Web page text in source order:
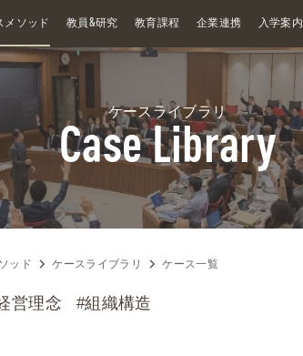
メソッド 教員&研究 教育課程 企業連携 入学案内
ケースライブラリ
Case Library
ッド ケースライブラリ ケース一覧
営理念 #組織構造